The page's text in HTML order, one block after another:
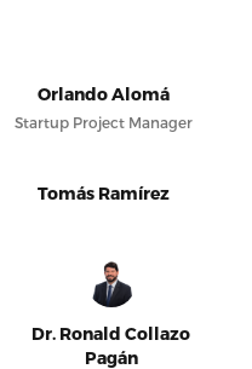
Orlando Alomá
Startup Project Manager
Tomás Ramírez
Dr. Ronald Collazo
Pagán